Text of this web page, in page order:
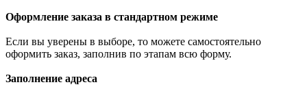
Оформление заказа в стандартном режиме
Если вы уверены в выборе, то можете самостоятельно
оформить заказ, заполнив по этапам всю форму.
Заполнение адреса